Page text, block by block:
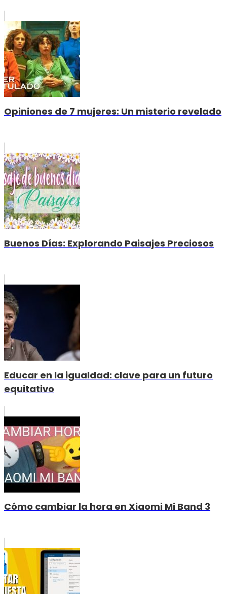
Opiniones de 7 mujeres: Un misterio revelado
Buenos Días: Explorando Paisajes Preciosos
Educar en la igualdad: clave para un futuro
equitativo
Cómo cambiar la hora en Xiaomi Mi Band 3